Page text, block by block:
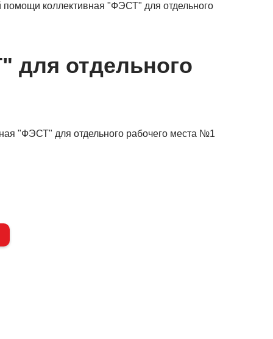
помощи коллективная "ФЭСТ" для отдельного
для отдельного
"ФЭСТ" для отдельного рабочего места №1